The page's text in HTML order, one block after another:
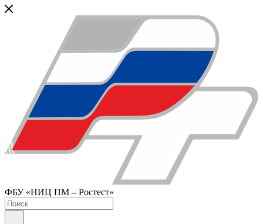
ФБУ «НИЦ ПМ – Ростест»